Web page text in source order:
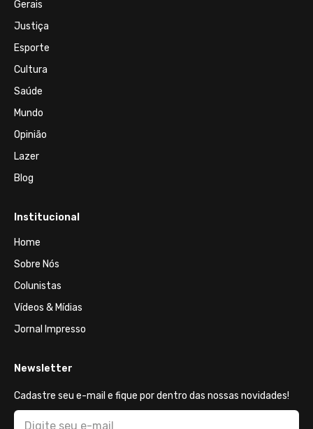
Gerais
Justiça
Esporte
Cultura
Saúde
Mundo
Opinião
Lazer
Blog
Institucional
Home
Sobre Nós
Colunistas
Vídeos & Mídias
Jornal Impresso
Newsletter
Cadastre seu e-mail e fique por dentro das nossas novidades!